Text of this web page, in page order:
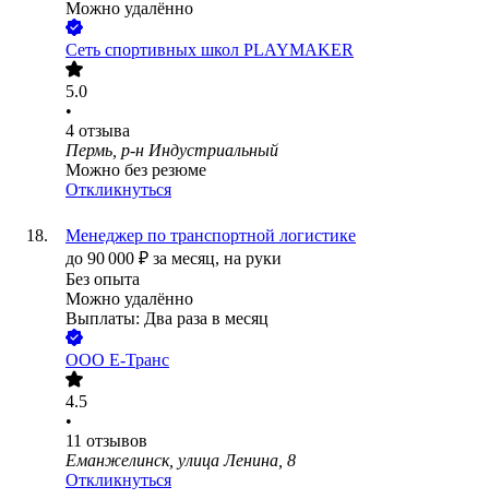
Можно удалённо
Сеть спортивных школ PLAYMAKER
5.0
•
4 отзыва
Пермь, р-н Индустриальный
Можно без резюме
Откликнуться
Менеджер по транспортной логистике
до 90 000 ₽ за месяц, на руки
Без опыта
Можно удалённо
Выплаты: Два раза в месяц
ООО Е-Транс
4.5
•
11 отзывов
Еманжелинск, улица Ленина, 8
Откликнуться